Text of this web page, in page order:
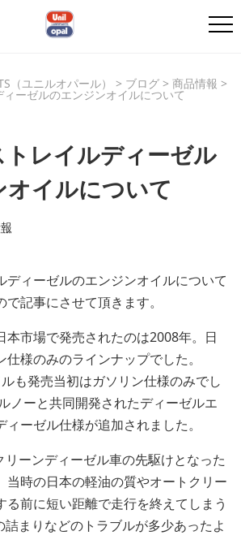
（ユニルオパール） > ブログ > 商品情報 >
ーゼルのエンジンオイルについて
トレイルディーゼル
イルについて
ディーゼルのエンジンオイルについて
記事にさせて頂きます。
本市場で発売されたのは2008年。日
様のみのラインナップでした。
も発売当初はガソリン仕様のみでし
ノーと共同開発されたディーゼルエ
ーゼル仕様が追加されました。
リーンディーゼル車の先駆けとなった
当時の日本の軽油の質やオートクリー
る前に短い距離で走行を終えてしまう
詰まりなどのトラブルが多少あったよ